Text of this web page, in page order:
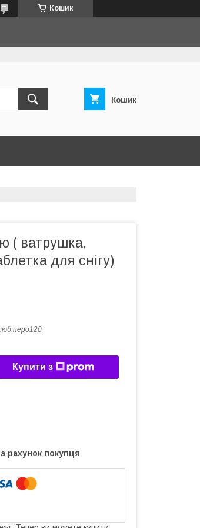
Кошик
Кошик
( ватрушка,
для снігу)
Купити з
рахунок покупця